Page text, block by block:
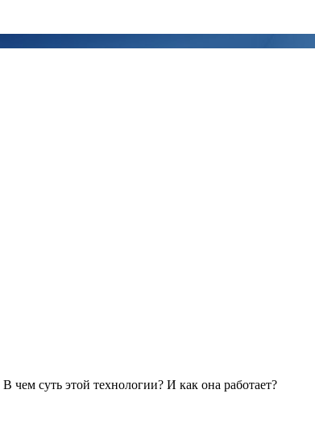
суть этой технологии? И как она работает?